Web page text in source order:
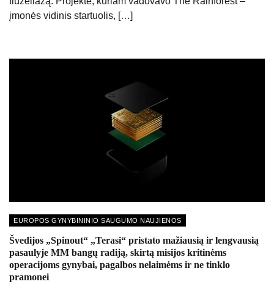
įmonės vidinis startuolis, […]
EUROPOS GYNYBININIO SAUGUMO NAUJIENOS
Švedijos „Spinout“ „Terasi“ pristato mažiausią ir lengvausią
pasaulyje MM bangų radiją, skirtą misijos kritinėms
operacijoms gynybai, pagalbos nelaimėms ir ne tinklo
pramonei